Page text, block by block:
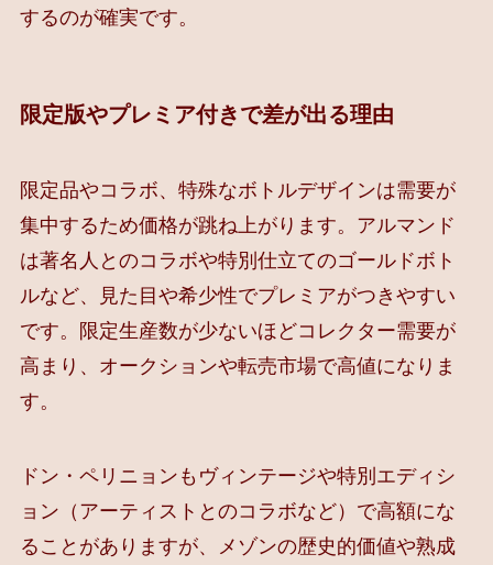
するのが確実です。
限定版やプレミア付きで差が出る理由
限定品やコラボ、特殊なボトルデザインは需要が
集中するため価格が跳ね上がります。アルマンド
は著名人とのコラボや特別仕立てのゴールドボト
ルなど、見た目や希少性でプレミアがつきやすい
です。限定生産数が少ないほどコレクター需要が
高まり、オークションや転売市場で高値になりま
す。
ドン・ペリニョンもヴィンテージや特別エディシ
ョン（アーティストとのコラボなど）で高額にな
ることがありますが、メゾンの歴史的価値や熟成